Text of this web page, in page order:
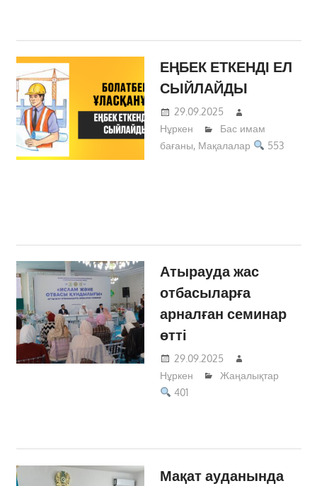
ЕҢБЕК ЕТКЕНДІ ЕЛ
СЫЙЛАЙДЫ
29.09.2025
Нұркен
Бас имам
бағаны, Мақалалар 553
Атырауда жас
отбасыларға
арналған семинар
өтті
29.09.2025
Нұркен
Жаңалықтар
401
Мақат ауданында